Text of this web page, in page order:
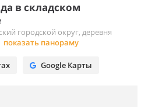
в складском
городской округ, деревня
показать панораму
Google Карты